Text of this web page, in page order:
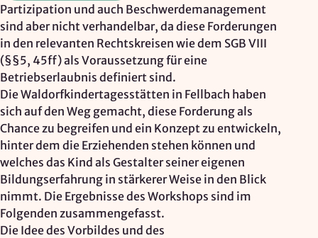
Partizipation und auch Beschwerdemanagement
sind aber nicht verhandelbar, da diese Forderungen
in den relevanten Rechtskreisen wie dem SGB VIII
(§§5, 45ff) als Voraussetzung für eine
Betriebserlaubnis definiert sind.
Die Waldorfkindertagesstätten in Fellbach haben
sich auf den Weg gemacht, diese Forderung als
Chance zu begreifen und ein Konzept zu entwickeln,
hinter dem die Erziehenden stehen können und
welches das Kind als Gestalter seiner eigenen
Bildungserfahrung in stärkerer Weise in den Blick
nimmt. Die Ergebnisse des Workshops sind im
Folgenden zusammengefasst.
Die Idee des Vorbildes und des
Zweck:
Adresssuche, Geokoordinaten
Rechtsgrundlage: Art. 6 Abs. 1 lit. f DSGVO
Drittlandübermittlung: möglich
OPTIONAL
Optionale Cookies(z. B. für Karten von Mapbox,
Videos von Vimeo oder optionale zusätzliche
Cookies für die Messung von wiederkehrenden
Nutzenden von Matomo) werden
Einwilligunggeladen.